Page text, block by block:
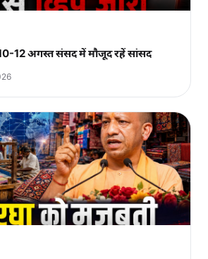
10-12 अगस्त संसद में मौजूद रहें सांसद